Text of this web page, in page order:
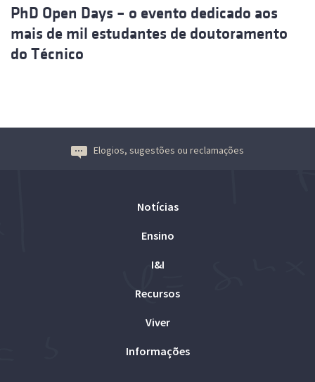
PhD Open Days – o evento dedicado aos
mais de mil estudantes de doutoramento
do Técnico
Elogios, sugestões ou reclamações
Notícias
Ensino
I&I
Recursos
Viver
Informações